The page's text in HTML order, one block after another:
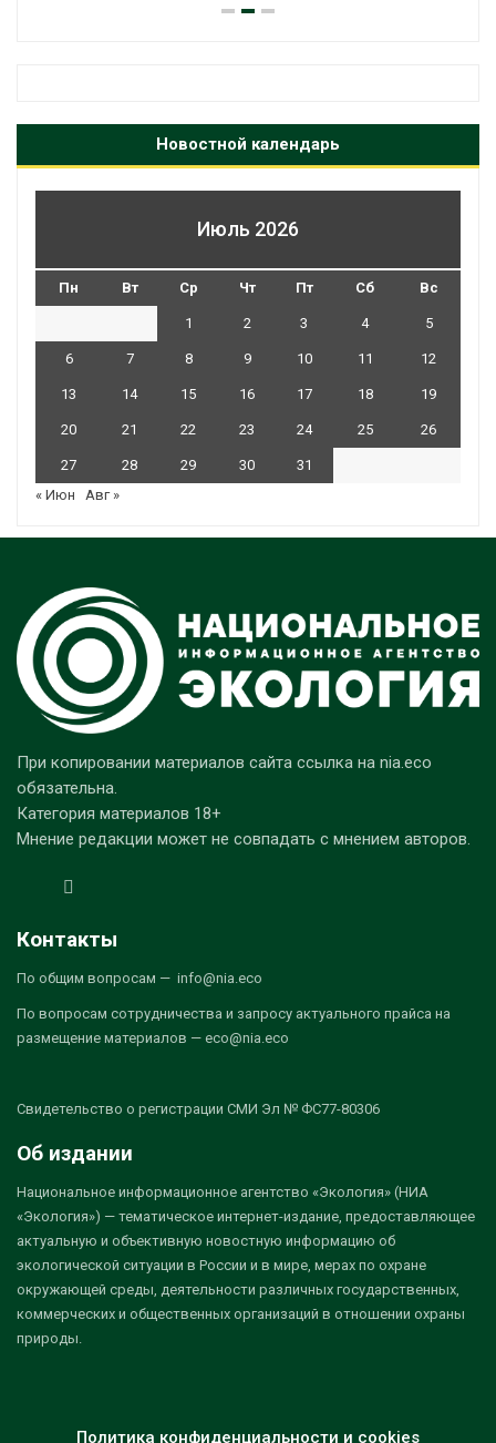
Новостной календарь
Июль 2026
Пн Вт Ср Чт Пт Сб Вс
1 2 3 4 5
6 7 8 9 10 11 12
13 14 15 16 17 18 19
20 21 22 23 24 25 26
27 28 29 30
31
« Июн
Авг »
При копировании материалов сайта ссылка на nia.eco
обязательна.
Категория материалов 18+
Мнение редакции может не совпадать с мнением авторов.
Контакты
По общим вопросам — info@nia.eco
По вопросам сотрудничества и запросу актуального прайса на
размещение материалов — eco@nia.eco
Свидетельство о регистрации СМИ Эл № ФС77-80306
Об издании
Национальное информационное агентство «Экология» (НИА
«Экология») — тематическое интернет-издание, предоставляющее
актуальную и объективную новостную информацию об
экологической ситуации в России и в мире, мерах по охране
окружающей среды, деятельности различных государственных,
коммерческих и общественных организаций в отношении охраны
природы.
Политика конфиденциальности и cookies